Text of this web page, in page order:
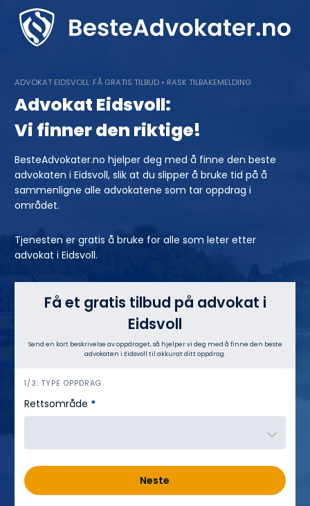
content
ADVOKAT EIDSVOLL: FÅ GRATIS TILBUD • RASK TILBAKEMELDING
Advokat Eidsvoll:
Vi finner den riktige!
BesteAdvokater.no hjelper deg med å finne den beste
advokaten i Eidsvoll, slik at du slipper å bruke tid på å
sammenligne alle advokatene som tar oppdrag i
området.
Tjenesten er gratis å bruke for alle som leter etter
advokat i Eidsvoll.
Få et gratis tilbud på advokat i
Eidsvoll
Send en kort beskrivelse av oppdraget, så hjelper vi deg med å finne den beste
advokaten i Eidsvoll til akkurat ditt oppdrag.
h
e
r
1/3: TYPE OPPDRAG
Rettsområde *
Neste